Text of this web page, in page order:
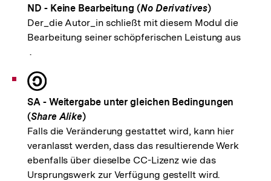
ND - Keine Bearbeitung (No Derivatives)
Der_die Autor_in schließt mit diesem Modul die
Bearbeitung seiner schöpferischen Leistung aus
.
SA - Weitergabe unter gleichen Bedingungen
(Share Alike)
Falls die Veränderung gestattet wird, kann hier
veranlasst werden, dass das resultierende Werk
ebenfalls über dieselbe CC-Lizenz wie das
Ursprungswerk zur Verfügung gestellt wird.